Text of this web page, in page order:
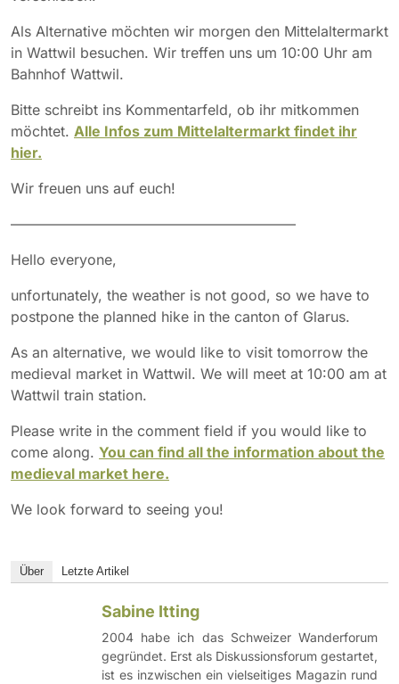
Als Alternative möchten wir morgen den Mittelaltermarkt
in Wattwil besuchen. Wir treffen uns um 10:00 Uhr am
Bahnhof Wattwil.
Bitte schreibt ins Kommentarfeld, ob ihr mitkommen
möchtet. Alle Infos zum Mittelaltermarkt findet ihr
hier.
Wir freuen uns auf euch!
————————————————————
Hello everyone,
unfortunately, the weather is not good, so we have to
postpone the planned hike in the canton of Glarus.
As an alternative, we would like to visit tomorrow the
medieval market in Wattwil. We will meet at 10:00 am at
Wattwil train station.
Please write in the comment field if you would like to
come along. You can find all the information about the
medieval market here.
We look forward to seeing you!
Über Letzte Artikel
Sabine Itting
2004 habe ich das Schweizer Wanderforum
gegründet. Erst als Diskussionsforum gestartet,
ist es inzwischen ein vielseitiges Magazin rund